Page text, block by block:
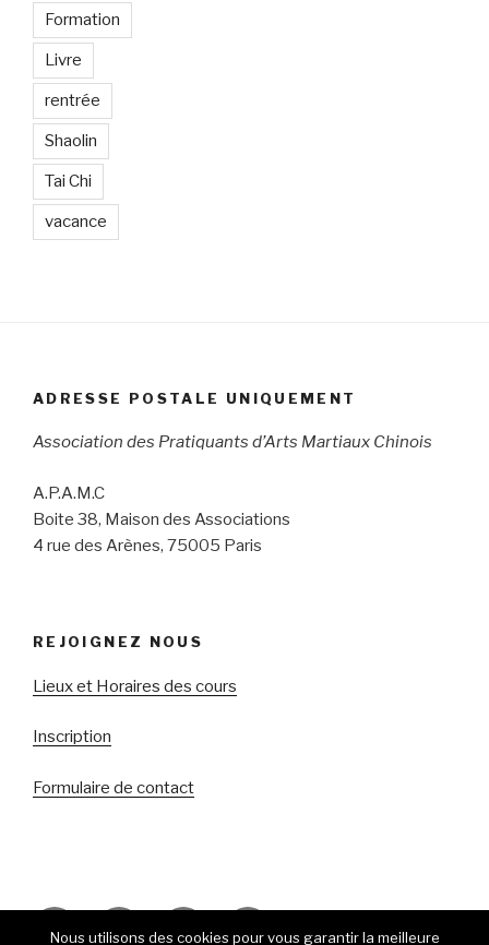
Formation
Livre
rentrée
Shaolin
Tai Chi
vacance
ADRESSE POSTALE UNIQUEMENT
Association des Pratiquants d’Arts Martiaux Chinois
A.P.A.M.C
Boite 38, Maison des Associations
4 rue des Arènes, 75005 Paris
REJOIGNEZ NOUS
Lieux et Horaires des cours
Inscription
Formulaire de contact
Nous utilisons des cookies pour vous garantir la meilleure